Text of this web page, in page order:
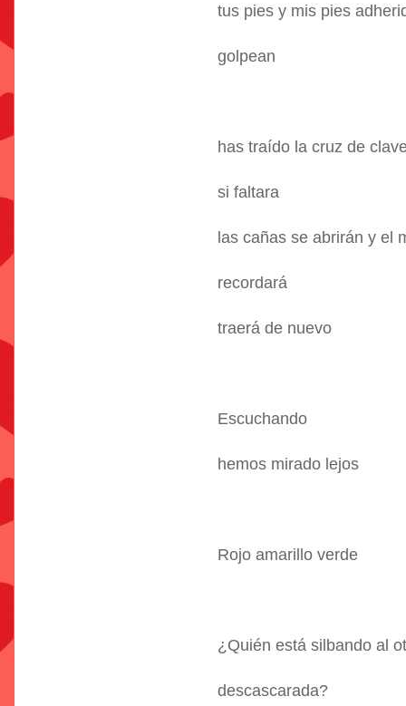
tus pies y mis pies
golpean
has traído la cruz de
si faltara
las cañas se abrirán y el
recordará
traerá de nuevo
Escuchando
hemos mirado lejos
Rojo amarillo verde
¿Quién está silbando al
descascarada?